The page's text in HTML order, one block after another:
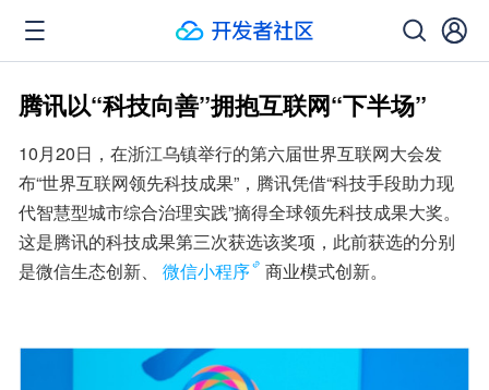
腾讯以“科技向善”拥抱互联网“下半场”
10月20日，在浙江乌镇举行的第六届世界互联网大会发
布“世界互联网领先科技成果”，腾讯凭借“科技手段助力现
代智慧型城市综合治理实践”摘得全球领先科技成果大奖。
这是腾讯的科技成果第三次获选该奖项，此前获选的分别
是微信生态创新、
微信小程序 商业模式创新。